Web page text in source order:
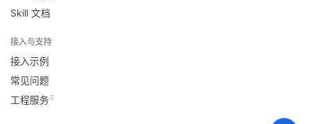
Skill 文档
接入与支持
接入示例
常见问题
工程服务